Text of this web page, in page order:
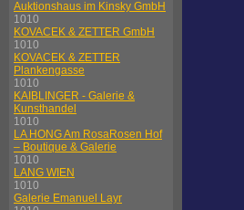
Auktionshaus im Kinsky GmbH
1010
KOVACEK & ZETTER GmbH
1010
KOVACEK & ZETTER
Plankengasse
1010
KAIBLINGER - Galerie &
Kunsthandel
1010
LA HONG Am RosaRosen Hof
– Boutique & Galerie
1010
LANG WIEN
1010
Galerie Emanuel Layr